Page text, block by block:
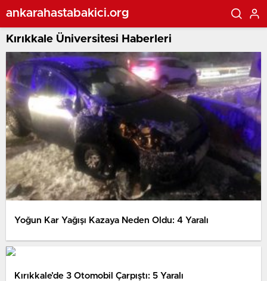
ankarahastabakici.org
Kırıkkale Üniversitesi Haberleri
Yoğun Kar Yağışı Kazaya Neden Oldu: 4 Yaralı
Kırıkkale’de 3 Otomobil Çarpıştı: 5 Yaralı